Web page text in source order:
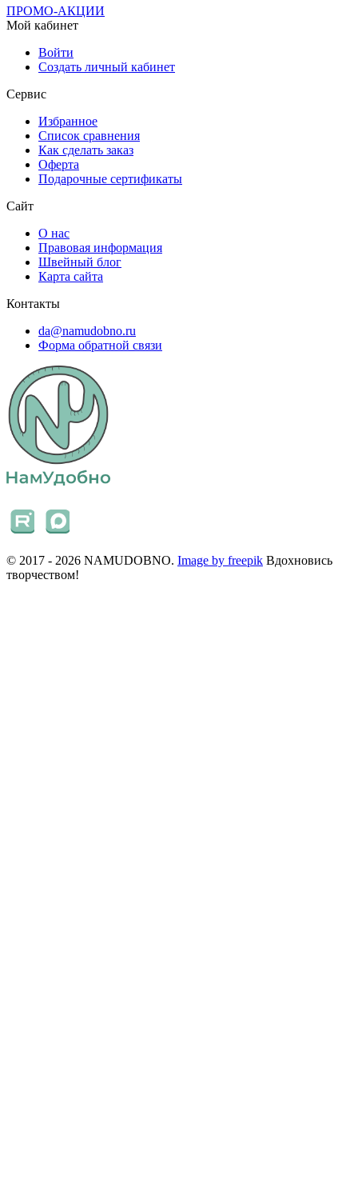
ПРОМО-АКЦИИ
Мой кабинет
Войти
Создать личный кабинет
Сервис
Избранное
Список сравнения
Как сделать заказ
Оферта
Подарочные сертификаты
Сайт
О нас
Правовая информация
Швейный блог
Карта сайта
Контакты
da@namudobno.ru
Форма обратной связи
© 2017 - 2026 NAMUDOBNO. Image by freepik Вдохновись
творчеством!